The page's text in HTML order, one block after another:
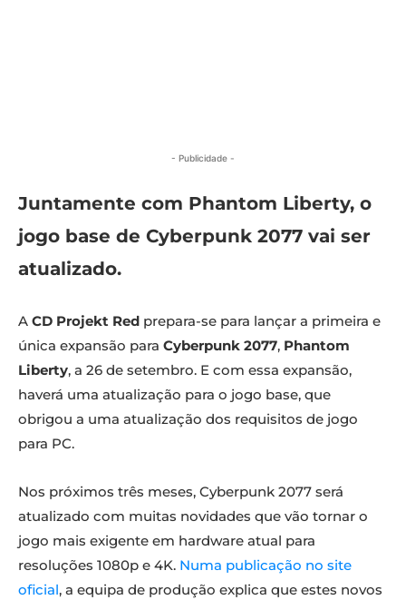
- Publicidade -
Juntamente com Phantom Liberty, o
jogo base de Cyberpunk 2077 vai ser
atualizado.
A CD Projekt Red prepara-se para lançar a primeira e
única expansão para Cyberpunk 2077, Phantom
Liberty, a 26 de setembro. E com essa expansão,
haverá uma atualização para o jogo base, que
obrigou a uma atualização dos requisitos de jogo
para PC.
Nos próximos três meses, Cyberpunk 2077 será
atualizado com muitas novidades que vão tornar o
jogo mais exigente em hardware atual para
resoluções 1080p e 4K. Numa publicação no site
oficial, a equipa de produção explica que estes novos